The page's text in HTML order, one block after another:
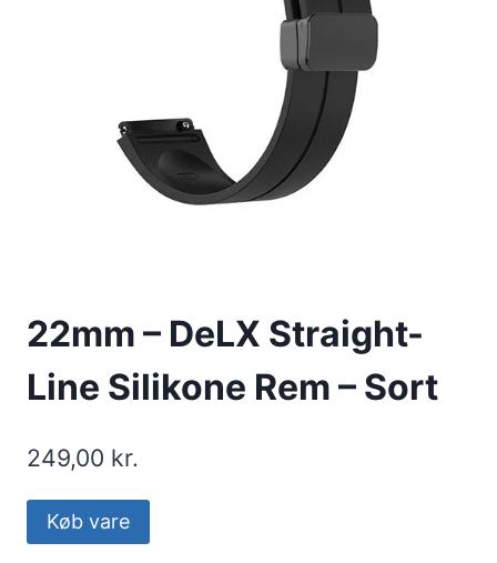
22mm – DeLX Straight-
Line Silikone Rem – Sort
249,00 kr.
Køb vare